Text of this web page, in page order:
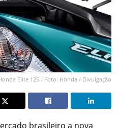
Elite 125 - Foto: Honda / Divulgação
brasileiro a nova